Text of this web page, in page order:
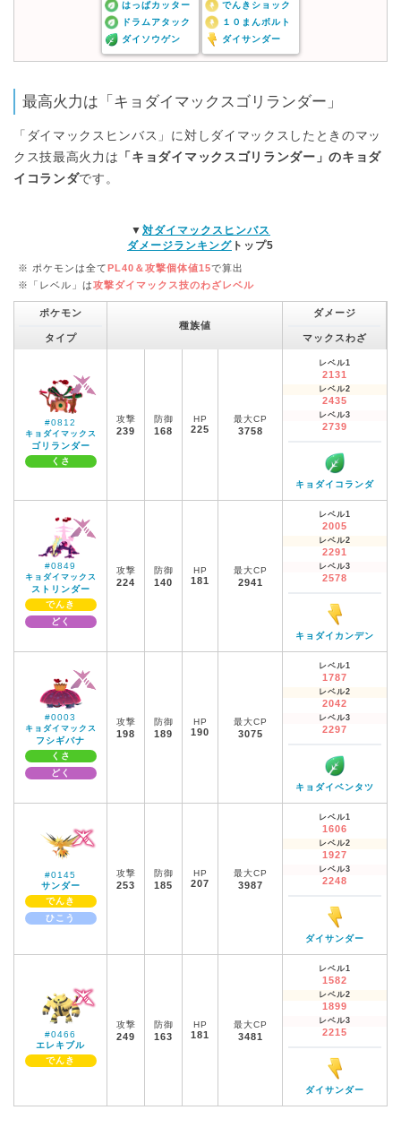
はっぱカッター
ドラムアタック
ダイソウゲン
でんきショック
１０まんボルト
ダイサンダー
最高火力は「キョダイマックスゴリランダー」
「ダイマックスヒンバス」に対しダイマックスしたときのマッ
クス技最高火力は 「キョダイマックスゴリランダー」のキョダ
イコランダです。
▼ 対ダイマックスヒンバス
ダメージランキング トップ5
※ ポケモンは全て PL40＆攻撃個体値15で算出
※「レベル」は攻撃ダイマックス技のわざレベル
ポケモン
タイプ
種族値
ダメージ
マックスわざ
#0812
キョダイマックス
ゴリランダー
くさ
攻撃
239
防御
168
HP
225
最大CP
3758
レベル1
2131
レベル2
2435
レベル3
2739
キョダイコランダ
#0849
キョダイマックス
ストリンダー
でんき
どく
攻撃
224
防御
140
HP
181
最大CP
2941
レベル1
2005
レベル2
2291
レベル3
2578
キョダイカンデン
#0003
キョダイマックス
フシギバナ
くさ
どく
攻撃
198
防御
189
HP
190
最大CP
3075
レベル1
1787
レベル2
2042
レベル3
2297
キョダイベンタツ
#0145
サンダー
でんき
ひこう
攻撃
253
防御
185
HP
207
最大CP
3987
レベル1
1606
レベル2
1927
レベル3
2248
ダイサンダー
#0466
エレキブル
でんき
攻撃
249
防御
163
HP
181
最大CP
3481
レベル1
1582
レベル2
1899
レベル3
2215
ダイサンダー